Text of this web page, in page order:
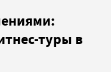
туры в